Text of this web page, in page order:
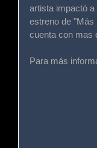
artista impactó a
estreno de "Más
cuenta con mas
Para más